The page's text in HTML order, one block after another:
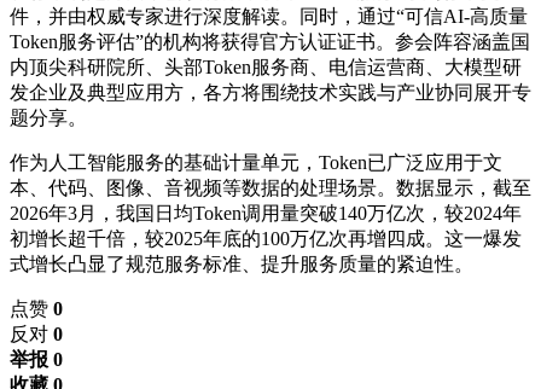
件，并由权威专家进行深度解读。同时，通过“可信AI-高质量
Token服务评估”的机构将获得官方认证证书。参会阵容涵盖国
内顶尖科研院所、头部Token服务商、电信运营商、大模型研
发企业及典型应用方，各方将围绕技术实践与产业协同展开专
题分享。
作为人工智能服务的基础计量单元，Token已广泛应用于文
本、代码、图像、音视频等数据的处理场景。数据显示，截至
2026年3月，我国日均Token调用量突破140万亿次，较2024年
初增长超千倍，较2025年底的100万亿次再增四成。这一爆发
式增长凸显了规范服务标准、提升服务质量的紧迫性。
点赞 0
反对 0
举报 0
收藏 0